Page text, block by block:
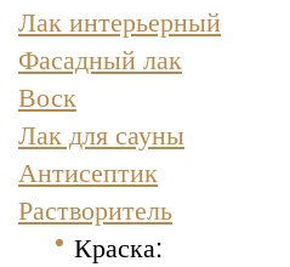
Лак интерьерный
Фасадный лак
Воск
Лак для сауны
Антисептик
Растворитель
Краска: